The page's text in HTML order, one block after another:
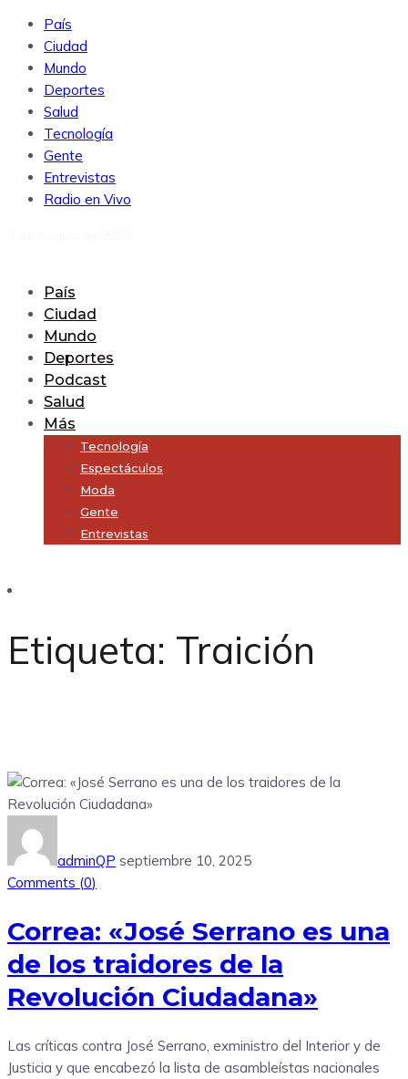
País
Ciudad
Mundo
Deportes
Salud
Tecnología
Gente
Entrevistas
Radio en Vivo
País
Ciudad
Mundo
Deportes
Podcast
Salud
Más
Tecnología
Espectáculos
Moda
Gente
Entrevistas
Etiqueta: Traición
adminQP septiembre 10, 2025
Comments (0)
Correa: «José Serrano es una
de los traidores de la
Revolución Ciudadana»
Las críticas contra José Serrano, exministro del Interior y de
Justicia y que encabezó la lista de asambleístas nacionales